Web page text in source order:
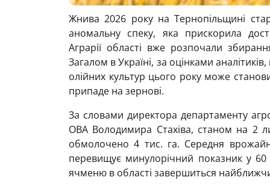
Жнива 2026 року на Тернопільщині
аномальну спеку, яка прискорила
Аграрії області вже розпочали
Загалом в Україні, за оцінками
олійних культур цього року може
припаде на зернові.
За словами директора департаменту
ОВА Володимира Стахіва, станом на 2
обмолочено 4 тис. га. Середня
перевищує минулорічний показник у
ячменю в області завершиться